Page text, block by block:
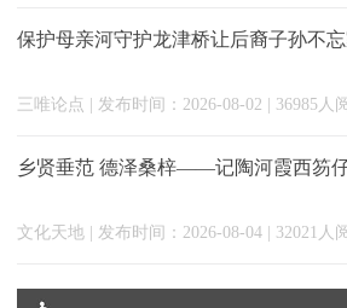
保护母亲河守护龙津桥让后裔子孙不
三唯论点 | 发布时间：2026-08-02 | 36985人
乡贤垂范 德泽桑梓——记陶河霞西笏
文化天地 | 发布时间：2026-08-04 | 32021人